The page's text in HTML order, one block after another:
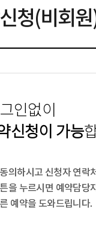
청(비회
인없이
신청이 가능
의하시고 신청자 연락
을 누르시면 예약담당
예약을 도와드립니다.